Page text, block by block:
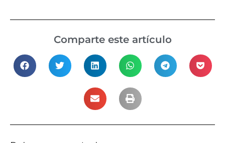
Comparte este artículo